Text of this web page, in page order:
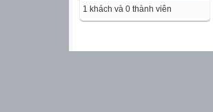
1 khách và 0 thành viên